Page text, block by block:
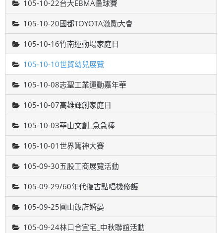
105-10-22台大EBMA壘球賽
105-10-20國都TOYOTA激勵大會
105-10-16竹南運動場家庭日
105-10-10世貿幼兒展覽
105-10-08志聖工業運動嘉年華
105-10-07高雄輝創家庭日
105-10-03華山文創_急急棒
105-10-01世界篤神大賽
105-09-30五股工商展覽活動
105-09-29/60年代復古點唱機修護
105-09-25圓山飯店婚晏
105-09-24林口合宜宅_中秋聯誼活動